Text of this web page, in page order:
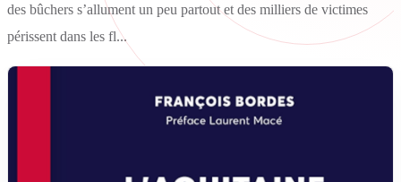
des bûchers s’allument un peu partout et des milliers de victimes
périssent dans les fl...